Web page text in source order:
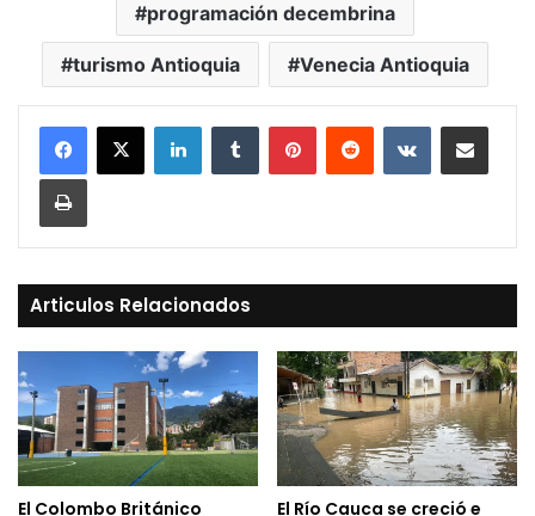
programación decembrina
turismo Antioquia Venecia Antioquia
LinkedInTumblr PinterestReddit VKontakteCompartir vía Mail
Print
Articulos Relacionados
El Colombo Británico
El Río Cauca se creció e